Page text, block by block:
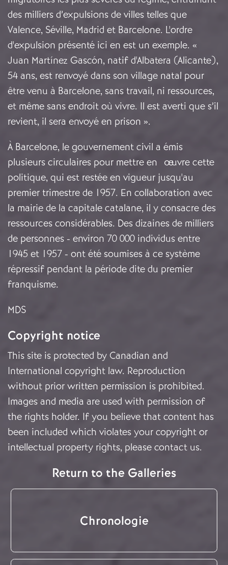
des milliers d’expulsions de villes telles que
Valence, Séville, Madrid et Barcelone. L'ordre
d'expulsion présenté ici en est un exemple. «
Juan Martínez Gascón, natif d'Albatera (Alicante),
54 ans, est renvoyé dans son village natal pour
être venu à Barcelone, sans travail, ni ressources,
et même sans endroit où vivre. Il est averti que s’il
revient, il sera envoyé en prison ».
À Barcelone, le gouvernement civil a émis
plusieurs circulaires pour mettre en œuvre cette
politique, qui est restée en vigueur jusqu'au
premier trimestre de 1957. En collaboration avec
la mairie de la capitale catalane, il y consacre des
ressources considérables. Des dizaines de milliers
de personnes - environ 70 000 individus entre
1945 et 1957 - ont été soumises à ce système
répressif pendant la période dite du premier
franquisme.
MDS
Copyright notice
This site is protected by Canadian and
International copyright law. Reproduction
without prior written permission is prohibited.
Images and media are used with permission of
the rights holder. If you believe that content has
been included which violates your copyright or
intellectual property rights, please contact us.
Return to the Galleries
Chronologie